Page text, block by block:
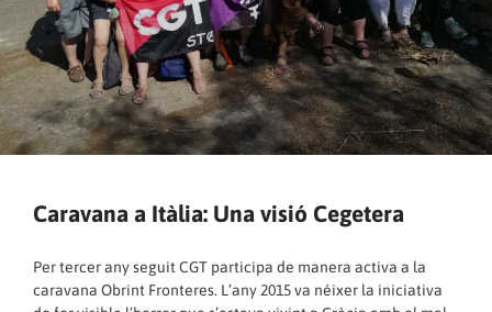
Caravana a Itàlia: Una visió Cegetera
Per tercer any seguit CGT participa de manera activa a la
caravana Obrint Fronteres. L’any 2015 va néixer la iniciativa